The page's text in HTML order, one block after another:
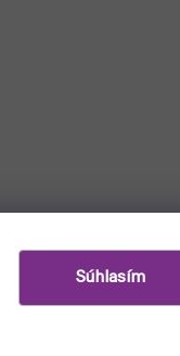
Súhlasím